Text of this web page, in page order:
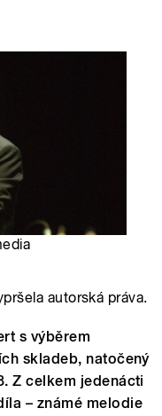
autorská práva.
s výběrem
skladeb, natočený
Z celkem jedenácti
– známé melodie